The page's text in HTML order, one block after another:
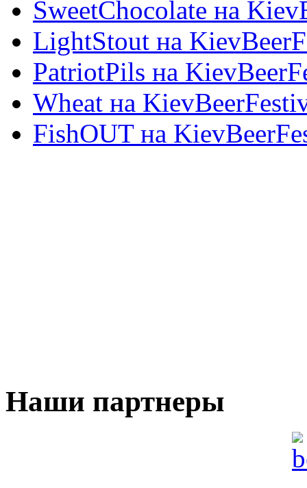
SweetChocolate на
LightStout на
PatriotPils на
Wheat на
FishOUT на
Наши партнеры